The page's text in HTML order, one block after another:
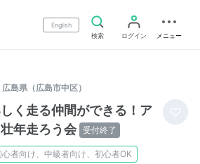
English
検索
ログイン メニュー
広島県（広島市中区）
しく走る仲間ができる！ア
年走ろう会 受付終了
心者向け、中級者向け、初心者OK